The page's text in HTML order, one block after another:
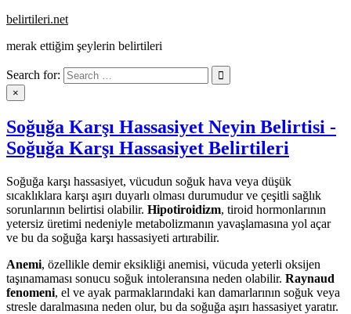
Skip
content
belirtileri.net
merak ettiğim şeylerin belirtileri
Search for:
×
Soğuğa Karşı Hassasiyet Neyin Belirtisi -
Soğuğa Karşı Hassasiyet Belirtileri
Soğuğa karşı hassasiyet, vücudun soğuk hava veya düşük
sıcaklıklara karşı aşırı duyarlı olması durumudur ve çeşitli sağlık
sorunlarının belirtisi olabilir. Hipotiroidizm, tiroid hormonlarının
yetersiz üretimi nedeniyle metabolizmanın yavaşlamasına yol açar
ve bu da soğuğa karşı hassasiyeti artırabilir.
Anemi, özellikle demir eksikliği anemisi, vücuda yeterli oksijen
taşınamaması sonucu soğuk intoleransına neden olabilir. Raynaud
fenomeni, el ve ayak parmaklarındaki kan damarlarının soğuk veya
stresle daralmasına neden olur, bu da soğuğa aşırı hassasiyet yaratır.